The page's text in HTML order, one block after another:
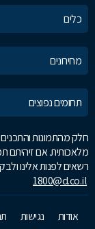
כלים
מחירונים
תחומים נפוצים
חלק מהתמונות
מלאכותית. אם זיהיתם
רשאים לפנות אלינו
1800@d.co.il
אודות נגישות